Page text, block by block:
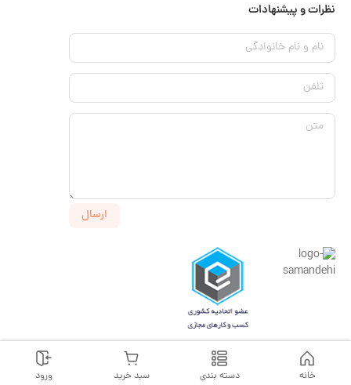
نظرات و پیشنهادات
نام و نام خانوادگی
تلفن
متن
ارسال
خانه دسته بندی سبد خرید ورود